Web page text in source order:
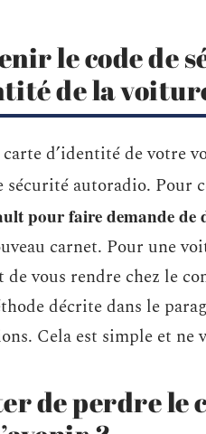
le code de
de la
d’identité de votre
sécurité autoradio. Pour
pour faire demande de
carnet. Pour une
vous rendre chez le
décrite dans le
Cela est simple et ne
de perdre le